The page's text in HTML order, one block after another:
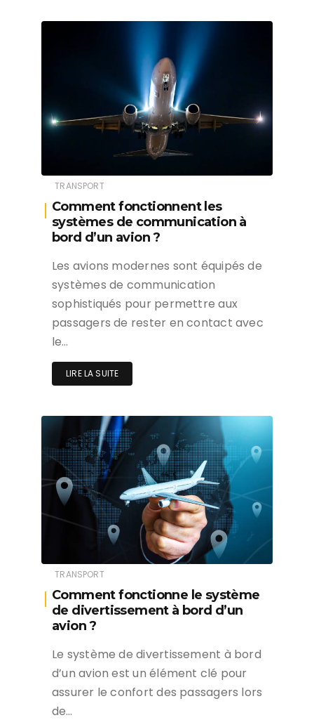
TRANSPORT
Comment fonctionnent les
systèmes de communication à
bord d’un avion ?
Les avions modernes sont équipés de
systèmes de communication
sophistiqués pour permettre aux
passagers de rester en contact avec
le…
LIRE LA SUITE
TRANSPORT
Comment fonctionne le système
de divertissement à bord d’un
avion ?
Le système de divertissement à bord
d’un avion est un élément clé pour
assurer le confort des passagers lors
de…